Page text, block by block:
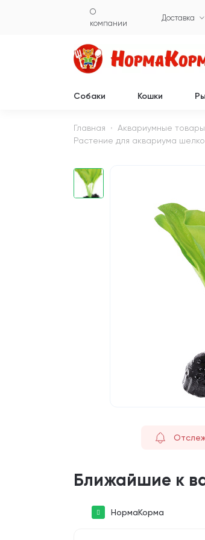
О
компании
Доставка
Собаки Кошки
Главная Аквариумные товары
Растение для аквариума
Ближайшие к
НормаКорма